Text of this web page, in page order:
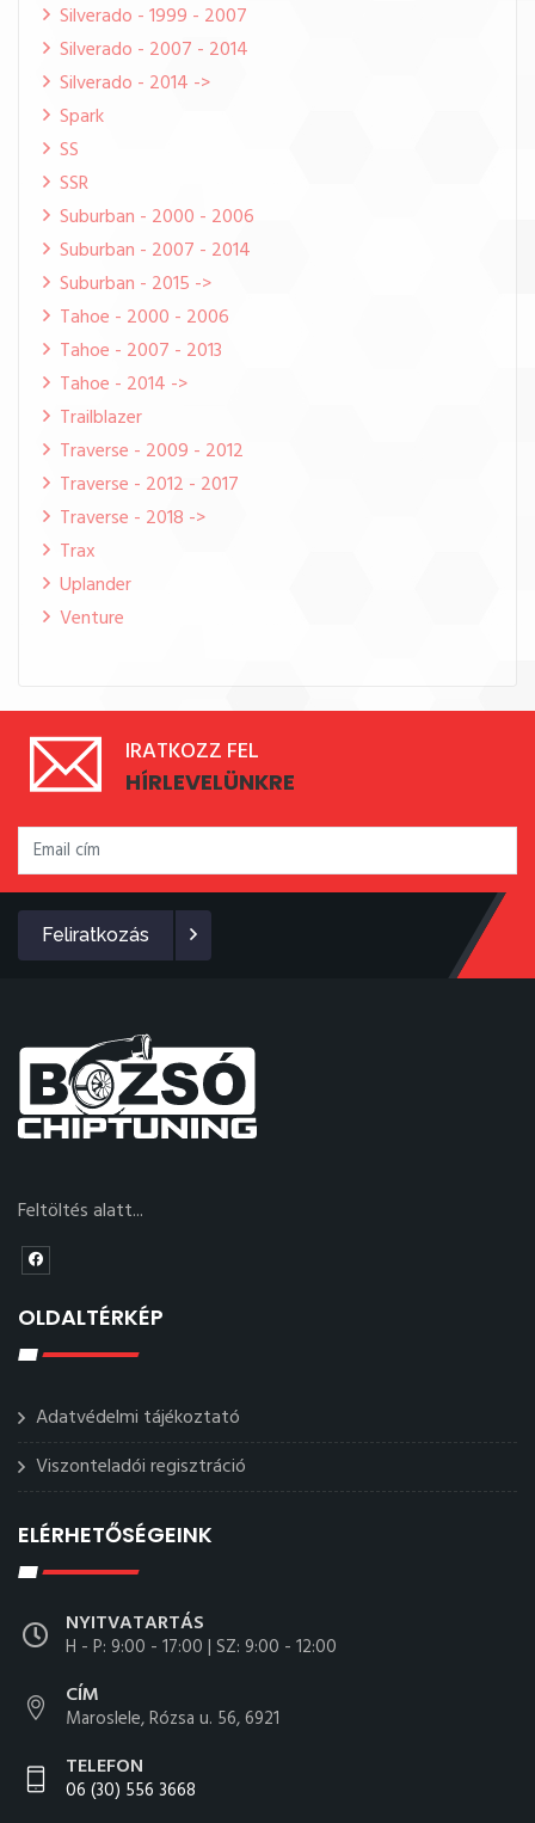
Silverado - 1999 - 2007
Silverado - 2007 - 2014
Silverado - 2014 ->
Spark
SS
SSR
Suburban - 2000 - 2006
Suburban - 2007 - 2014
Suburban - 2015 ->
Tahoe - 2000 - 2006
Tahoe - 2007 - 2013
Tahoe - 2014 ->
Trailblazer
Traverse - 2009 - 2012
Traverse - 2012 - 2017
Traverse - 2018 ->
Trax
Uplander
Venture
IRATKOZZ FEL
HÍRLEVELÜNKRE
Feliratkozás
Feltöltés alatt...
OLDALTÉRKÉP
Adatvédelmi tájékoztató
Viszonteladói regisztráció
ELÉRHETŐSÉGEINK
NYITVATARTÁS
H - P: 9:00 - 17:00 | SZ: 9:00 - 12:00
CÍM
Maroslele, Rózsa u. 56, 6921
TELEFON
06 (30) 556 3668